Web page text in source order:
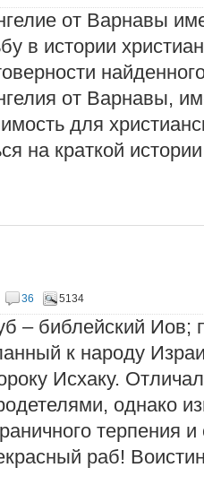
от Варнавы
в истории
от Варнавы,
для
на краткой
36 5134
– библейский Иов;
к народу
Исхаку.
однако
терпения
раб!